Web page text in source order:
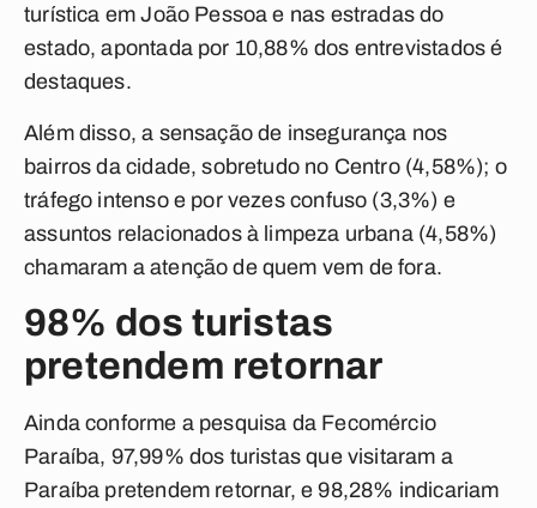
turística em João Pessoa e nas estradas do
estado, apontada por 10,88% dos entrevistados é
destaques.
Além disso, a sensação de insegurança nos
bairros da cidade, sobretudo no Centro (4,58%); o
tráfego intenso e por vezes confuso (3,3%) e
assuntos relacionados à limpeza urbana (4,58%)
chamaram a atenção de quem vem de fora.
98% dos turistas
pretendem retornar
Ainda conforme a pesquisa da Fecomércio
Paraíba, 97,99% dos turistas que visitaram a
Paraíba pretendem retornar, e 98,28% indicariam